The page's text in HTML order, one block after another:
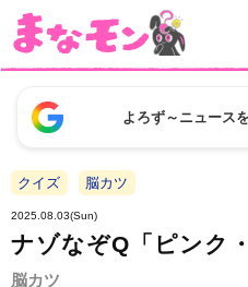
よろず～ニュース
クイズ 脳カツ
2025.08.03(Sun)
ナゾなぞQ「ピンク
脳カツ